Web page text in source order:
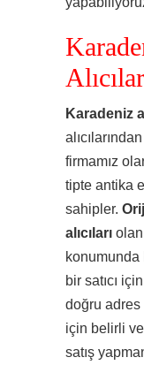
Karadeniz
firmamız
tipte antika
sahipler.
alıcıları olan
konumunda
bir satıcı
doğru adres
için belirli
satış